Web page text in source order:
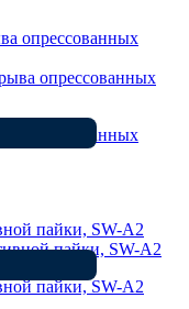
опрессованных
опрессованных
пайки, SW-A2
пайки, SW-A2